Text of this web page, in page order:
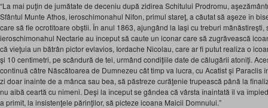
“La mai puţin de jumătate de deceniu după zidirea Schitului Prodromu,
Sfântul Munte Athos, ieroschimonahul Nifon, primul stareţ, a căutat să aşeze în
care să fie ocrotitoare obştii. În anul 1863, ajungând la Iaşi cu treburi mănăstireşti,
ieroschimonahul Nectarie au început să caute un iconar care să zugrăvească
că vieţuia un bătrân pictor evlavios, Iordache Nicolau, care ar fi putut realiza o
şi 10 centimetri, pe scândură de tei, urmând condiţiile date de călugării atoniţi.
continuă către Născătoarea de Dumnezeu cât timp va lucra, cu Acatist şi Paraclis
zi doar înainte de a mânca sau bea, să păstreze curăţenie trupească până la
nu aibă ceartă cu nimeni. Deşi la început se gândea că vârsta înaintată îl va
a primit, la insistenţele părinţilor, să picteze icoana Maicii Domnului.”